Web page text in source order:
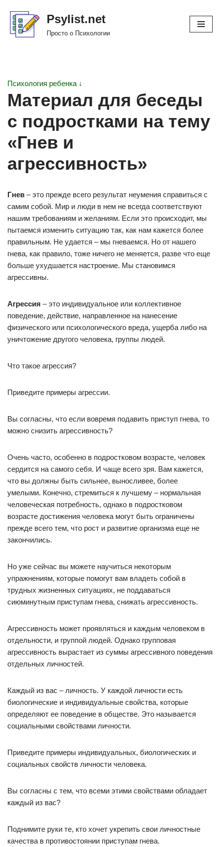
Перейти
Psylist.net
Просто о Психологии
Психология ребенка ↓
Материал для беседы
с подростками на тему
«Гнев и
агрессивность»
Гнев – это прежде всего результат неумения справиться с
самим собой. Мир и люди в нем не всегда соответствуют
нашим требованиям и желаниям. Если это происходит, мы
пытаемся изменить ситуацию так, как нам кажется более
правильным. Не удается – мы гневаемся. Но от нашего
гнева, как правило, тоже ничего не меняется, разве что еще
больше ухудшается настроение. Мы становимся
агрессивны.
Агрессия – это индивидуальное или коллективное
поведение, действие, направленное на нанесение
физического или психологического вреда, ущерба либо на
уничтожение другого человека, группы людей.
Что такое агрессия?
Приведите примеры агрессии.
Вы согласны, что если вовремя подавить приступ гнева, то
можно снизить агрессивность?
Очень часто, особенно в подростковом возрасте, человек
сердится на самого себя. И чаще всего зря. Вам кажется,
что вы должны быть сильнее, выносливее, более
умелыми. Конечно, стремиться к лучшему – нормальная
человеческая потребность, однако в подростковом
возрасте достижения человека могут быть ограничены
прежде всего тем, что рост и развитие организма еще не
закончились.
Но уже сейчас вы можете научиться некоторым
упражнениям, которые помогут вам владеть собой в
трудных жизненных ситуациях, не поддаваться
сиюминутным приступам гнева, снижать агрессивность.
Агрессивность может проявляться и каждым человеком в
отдельности, и группой людей. Однако групповая
агрессивность вырастает из суммы агрессивного поведения
отдельных личностей.
Каждый из вас – личность. У каждой личности есть
биологические и индивидуальные свойства, которые
определяют ее поведение в обществе. Это называется
социальными свойствами личности.
Приведите примеры индивидуальных, биологических и
социальных свойств личности человека.
Вы согласны с тем, что всеми этими свойствами обладает
каждый из вас?
Поднимите руки те, кто хочет укрепить свои личностные
качества в противостоянии приступам гнева.